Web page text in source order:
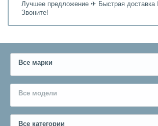
Лучшее предложение ✈ Быстрая
Звоните!
Все марки
Все модели
Все категории